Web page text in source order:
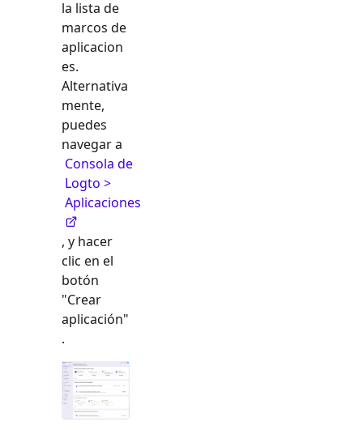
la lista de
marcos de
aplicacion
es.
Alternativa
mente,
puedes
navegar a
Consola de
Logto >
Aplicaciones
, y hacer
clic en el
botón
"Crear
aplicación"
.